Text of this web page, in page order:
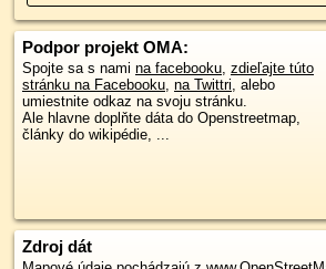
Podpor projekt OMA:
Spojte sa s nami na facebooku, zdieľajte túto
stránku na Facebooku, na Twittri, alebo
umiestnite odkaz na svoju stránku.
Ale hlavne doplňte dáta do Openstreetmap,
články do wikipédie, ...
Zdroj dát